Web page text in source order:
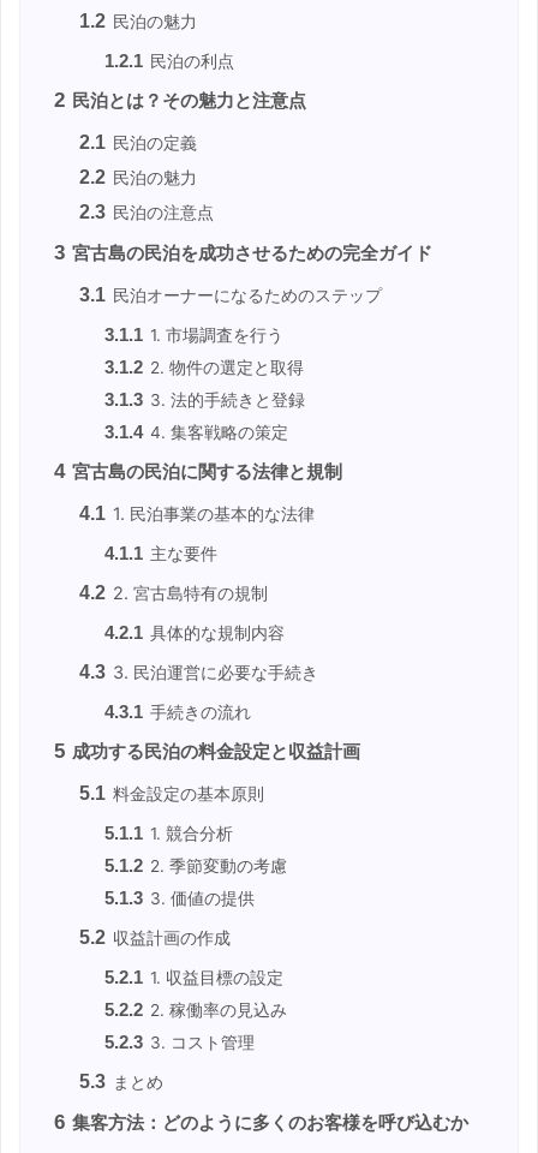
1.2 民泊の魅力
1.2.1 民泊の利点
2 民泊とは？その魅力と注意点
2.1 民泊の定義
2.2 民泊の魅力
2.3 民泊の注意点
3 宮古島の民泊を成功させるための完全ガイド
3.1 民泊オーナーになるためのステップ
3.1.1 1. 市場調査を行う
3.1.2 2. 物件の選定と取得
3.1.3 3. 法的手続きと登録
3.1.4 4. 集客戦略の策定
4 宮古島の民泊に関する法律と規制
4.1 1. 民泊事業の基本的な法律
4.1.1 主な要件
4.2 2. 宮古島特有の規制
4.2.1 具体的な規制内容
4.3 3. 民泊運営に必要な手続き
4.3.1 手続きの流れ
5 成功する民泊の料金設定と収益計画
5.1 料金設定の基本原則
5.1.1 1. 競合分析
5.1.2 2. 季節変動の考慮
5.1.3 3. 価値の提供
5.2 収益計画の作成
5.2.1 1. 収益目標の設定
5.2.2 2. 稼働率の見込み
5.2.3 3. コスト管理
5.3 まとめ
6 集客方法：どのように多くのお客様を呼び込むか